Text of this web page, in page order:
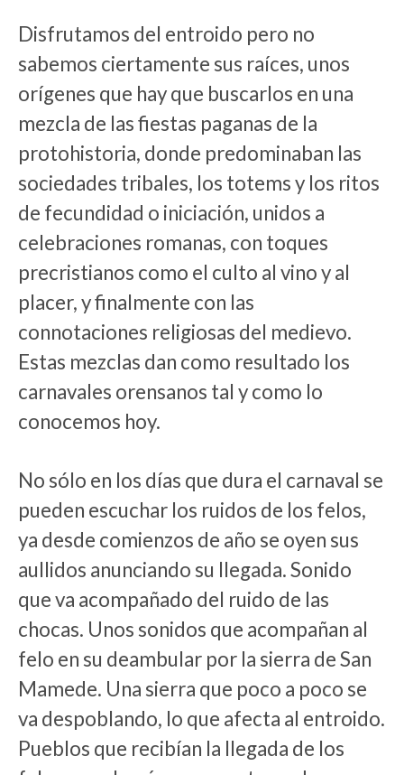
Disfrutamos del entroido pero no
sabemos ciertamente sus raíces, unos
orígenes que hay que buscarlos en una
mezcla de las fiestas paganas de la
protohistoria, donde predominaban las
sociedades tribales, los totems y los ritos
de fecundidad o iniciación, unidos a
celebraciones romanas, con toques
precristianos como el culto al vino y al
placer, y finalmente con las
connotaciones religiosas del medievo.
Estas mezclas dan como resultado los
carnavales orensanos tal y como lo
conocemos hoy.
No sólo en los días que dura el carnaval se
pueden escuchar los ruidos de los felos,
ya desde comienzos de año se oyen sus
aullidos anunciando su llegada. Sonido
que va acompañado del ruido de las
chocas. Unos sonidos que acompañan al
felo en su deambular por la sierra de San
Mamede. Una sierra que poco a poco se
va despoblando, lo que afecta al entroido.
Pueblos que recibían la llegada de los